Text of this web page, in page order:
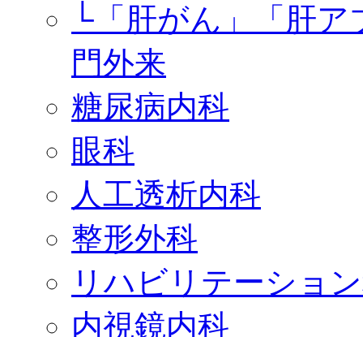
└「肝がん」「肝
門外来
糖尿病内科
眼科
人工透析内科
整形外科
リハビリテーショ
内視鏡内科